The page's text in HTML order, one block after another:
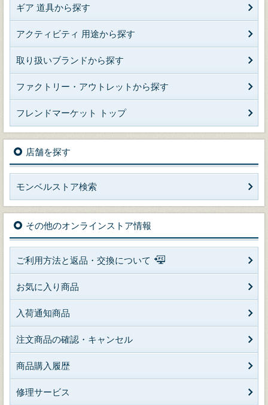
ギア 道具から探す
アクティビティ 用途から探す
取り扱いブランドから探す
ファクトリー・アウトレットから探す
フレンドマーケット トップ
店舗を探す
モンベルストア検索
その他のオンラインストア情報
ご利用方法と返品・交換について
お気に入り商品
入荷通知商品
注文商品の確認・キャンセル
商品購入履歴
修理サービス